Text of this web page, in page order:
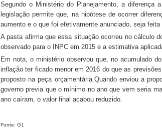
Segundo o Ministério do Planejamento, a diferença
legislação permite que, na hipótese de ocorrer
aumento e o que foi efetivamente anunciado, seja
A pasta afirma que essa situação ocorreu no cálculo
observado para o INPC em 2015 e a estimativa
Em nota, o ministério observou que, no acumulado
inflação ter ficado menor em 2016 do que as
proposto na peça orçamentária.Quando enviou a
governo previa que o mínimo no ano que vem seria
ano caíram, o valor final acabou reduzido.
Fonte: G1